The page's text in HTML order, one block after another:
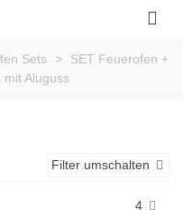
Sets >
SET Feuerofen +
Aluguss
Filter umschalten
4